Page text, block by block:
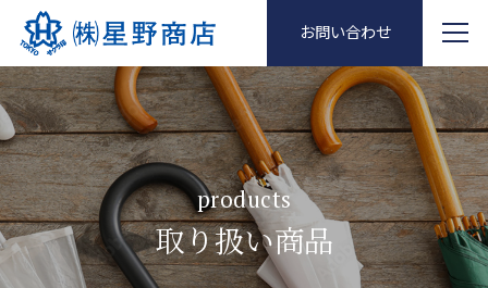
お問い合わせ
products
取り扱い商品